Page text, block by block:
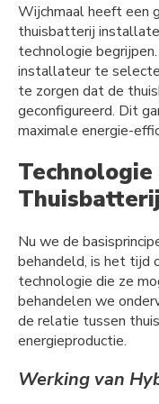
Wijchmaal heeft een
thuisbatterij
technologie
installateur te
te zorgen dat de
geconfigureerd. Dit
maximale energie-
Nu we de
behandeld, is het tijd
technologie die ze
behandelen we
de relatie tussen
energieproductie.
Werking van